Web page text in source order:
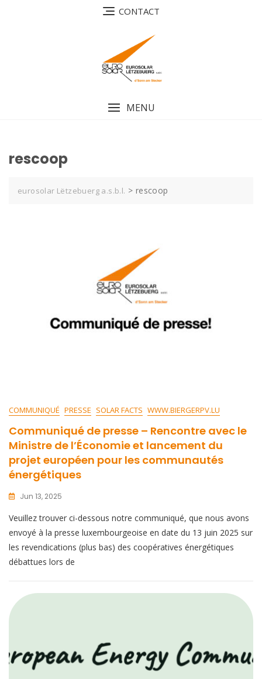
CONTACT
MENU
rescoop
eurosolar Lëtzebuerg a.s.b.l. > rescoop
COMMUNIQUÉ PRESSE SOLAR FACTS WWW.BIERGERPV.LU
Communiqué de presse – Rencontre avec le
Ministre de l’Économie et lancement du
projet européen pour les communautés
énergétiques
Jun 13, 2025
Veuillez trouver ci-dessous notre communiqué, que nous avons
envoyé à la presse luxembourgeoise en date du 13 juin 2025 sur
les revendications (plus bas) des coopératives énergétiques
débattues lors de